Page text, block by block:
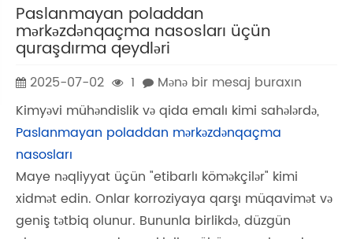
Paslanmayan poladdan
mərkəzdənqaçma nasosları üçün
quraşdırma qeydləri
2025-07-02 1
Mənə bir mesaj buraxın
Kimyəvi mühəndislik və qida emalı kimi sahələrdə,
Paslanmayan poladdan mərkəzdənqaçma
nasosları
Maye nəqliyyat üçün "etibarlı köməkçilər" kimi
xidmət edin. Onlar korroziyaya qarşı müqavimət və
geniş tətbiq olunur. Bununla birlikdə, düzgün